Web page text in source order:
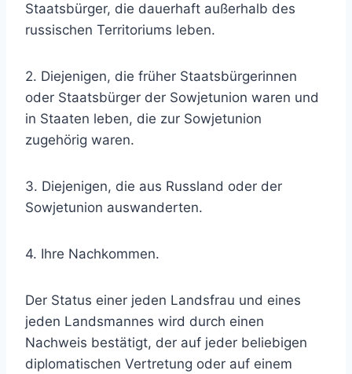
Staatsbürger, die dauerhaft außerhalb des
russischen Territoriums leben.
2. Diejenigen, die früher Staatsbürgerinnen
oder Staatsbürger der Sowjetunion waren und
in Staaten leben, die zur Sowjetunion
zugehörig waren.
3. Diejenigen, die aus Russland oder der
Sowjetunion auswanderten.
4. Ihre Nachkommen.
Der Status einer jeden Landsfrau und eines
jeden Landsmannes wird durch einen
Nachweis bestätigt, der auf jeder beliebigen
diplomatischen Vertretung oder auf einem